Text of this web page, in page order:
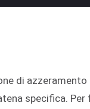
di
specifica.